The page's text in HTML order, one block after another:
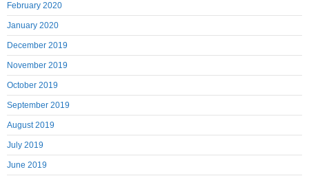
February 2020
January 2020
December 2019
November 2019
October 2019
September 2019
August 2019
July 2019
June 2019